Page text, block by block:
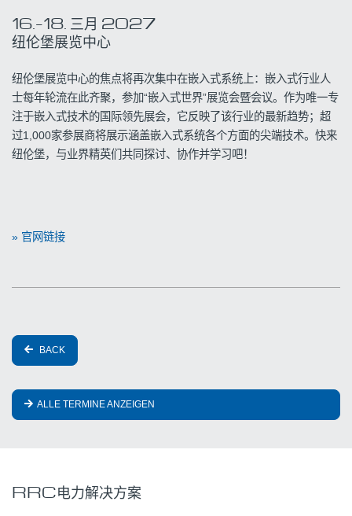
16.–18. 三月 2027
纽伦堡展览中心
纽伦堡展览中心的焦点将再次集中在嵌入式系统上：嵌入式行业人
士每年轮流在此齐聚，参加“嵌入式世界”展览会暨会议。作为唯一专
注于嵌入式技术的国际领先展会，它反映了该行业的最新趋势；超
过1,000家参展商将展示涵盖嵌入式系统各个方面的尖端技术。快来
纽伦堡，与业界精英们共同探讨、协作并学习吧！
» 官网链接
BACK
ALLE TERMINE ANZEIGEN
RRC电力解决方案